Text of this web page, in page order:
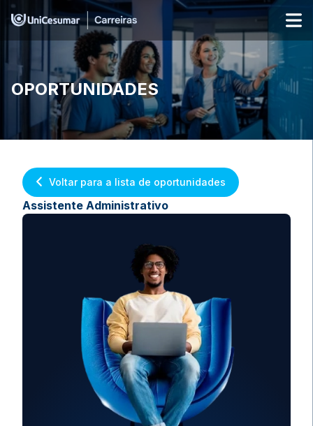
OPORTUNIDADES
Voltar para a lista de oportunidades
Assistente Administrativo